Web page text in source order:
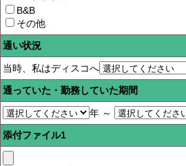
B&B
その他
通い状況
当時、私はディスコへ
通っていた・勤務していた期間
年 ～
添付ファイル1